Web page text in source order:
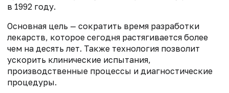
в 1992 году.
Основная цель — сократить время разработки
лекарств, которое сегодня растягивается более
чем на десять лет. Также технология позволит
ускорить клинические испытания,
производственные процессы и диагностические
процедуры.